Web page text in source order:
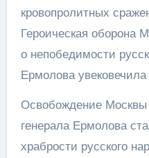
кровопролитных
Героическая оборона
о непобедимости
Ермолова
Освобождение Москвы
генерала Ермолова
храбрости русского